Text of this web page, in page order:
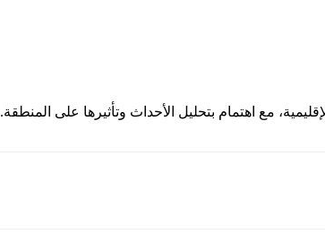
مع اهتمام بتحليل الأحداث وتأثيرها على المنطقة.